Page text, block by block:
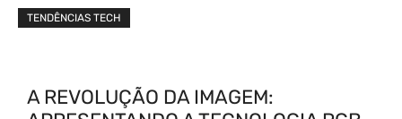
TENDÊNCIAS TECH
A REVOLUÇÃO DA IMAGEM: